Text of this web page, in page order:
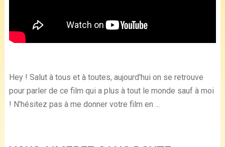
Hey ! Salut à tous et à toutes, aujourd'hui on se retrouve
pour parler de ce film qui a plus à tout le monde sauf à moi
! N'hésitez pas à me donner votre film en ...